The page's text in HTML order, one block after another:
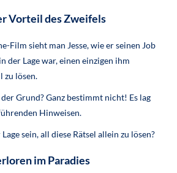
Vorteil des Zweifels
Film sieht man Jesse, wie er seinen Job
der Lage war, einen einzigen ihm
zu lösen.
Grund? Ganz bestimmt nicht! Es lag
Hinweisen.
sein, all diese Rätsel allein zu lösen?
im Paradies